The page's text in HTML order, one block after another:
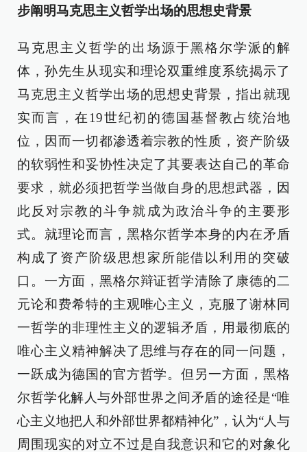
步阐明马克思主义哲学出场的思想史背景
马克思主义哲学的出场源于黑格尔学派的解
体，孙先生从现实和理论双重维度系统揭示了
马克思主义哲学出场的思想史背景，指出就现
实而言，在19世纪初的德国基督教占统治地
位，因而一切都渗透着宗教的性质，资产阶级
的软弱性和妥协性决定了其要表达自己的革命
要求，就必须把哲学当做自身的思想武器，因
此反对宗教的斗争就成为政治斗争的主要形
式。就理论而言，黑格尔哲学本身的内在矛盾
构成了资产阶级思想家所能借以利用的突破
口。一方面，黑格尔辩证哲学清除了康德的二
元论和费希特的主观唯心主义，克服了谢林同
一哲学的非理性主义的逻辑矛盾，用最彻底的
唯心主义精神解决了思维与存在的同一问题，
一跃成为德国的官方哲学。但另一方面，黑格
尔哲学化解人与外部世界之间矛盾的途径是“唯
心主义地把人和外部世界都精神化”，认为“人与
周围现实的对立不过是自我意识和它的对象化